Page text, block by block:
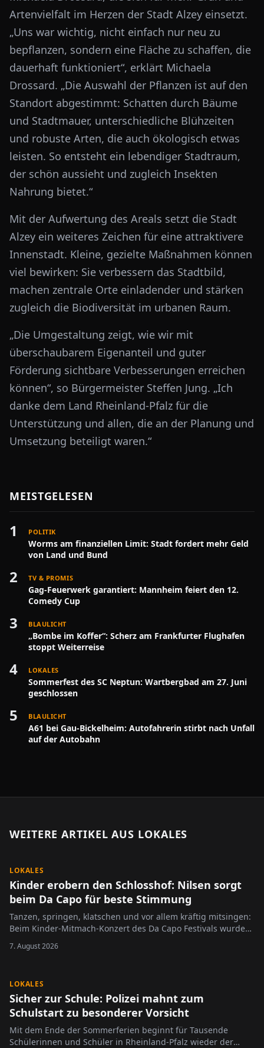
Artenvielfalt im Herzen der Stadt Alzey einsetzt.
„Uns war wichtig, nicht einfach nur neu zu
bepflanzen, sondern eine Fläche zu schaffen, die
dauerhaft funktioniert“, erklärt Michaela
Drossard. „Die Auswahl der Pflanzen ist auf den
Standort abgestimmt: Schatten durch Bäume
und Stadtmauer, unterschiedliche Blühzeiten
und robuste Arten, die auch ökologisch etwas
leisten. So entsteht ein lebendiger Stadtraum,
der schön aussieht und zugleich Insekten
Nahrung bietet.“
Mit der Aufwertung des Areals setzt die Stadt
Alzey ein weiteres Zeichen für eine attraktivere
Innenstadt. Kleine, gezielte Maßnahmen können
viel bewirken: Sie verbessern das Stadtbild,
machen zentrale Orte einladender und stärken
zugleich die Biodiversität im urbanen Raum.
„Die Umgestaltung zeigt, wie wir mit
überschaubarem Eigenanteil und guter
Förderung sichtbare Verbesserungen erreichen
können“, so Bürgermeister Steffen Jung. „Ich
danke dem Land Rheinland-Pfalz für die
Unterstützung und allen, die an der Planung und
Umsetzung beteiligt waren.“
MEISTGELESEN
1 POLITIK
Worms am finanziellen Limit: Stadt fordert mehr Geld
von Land und Bund
2 TV & PROMIS
Gag-Feuerwerk garantiert: Mannheim feiert den 12.
Comedy Cup
3 BLAULICHT
„Bombe im Koffer“: Scherz am Frankfurter Flughafen
stoppt Weiterreise
4 LOKALES
Sommerfest des SC Neptun: Wartbergbad am 27. Juni
geschlossen
5 BLAULICHT
A61 bei Gau-Bickelheim: Autofahrerin stirbt nach Unfall
auf der Autobahn
WEITERE ARTIKEL AUS LOKALES
LOKALES
Kinder erobern den Schlosshof: Nilsen sorgt
beim Da Capo für beste Stimmung
Tanzen, springen, klatschen und vor allem kräftig mitsingen:
Beim Kinder-Mitmach-Konzert des Da Capo Festivals wurde
jüngsten Festivalbesucher.
7. August 2026
LOKALES
Sicher zur Schule: Polizei mahnt zum
Schulstart zu besonderer Vorsicht
Mit dem Ende der Sommerferien beginnt für Tausende
Schülerinnen und Schüler in Rheinland-Pfalz wieder der